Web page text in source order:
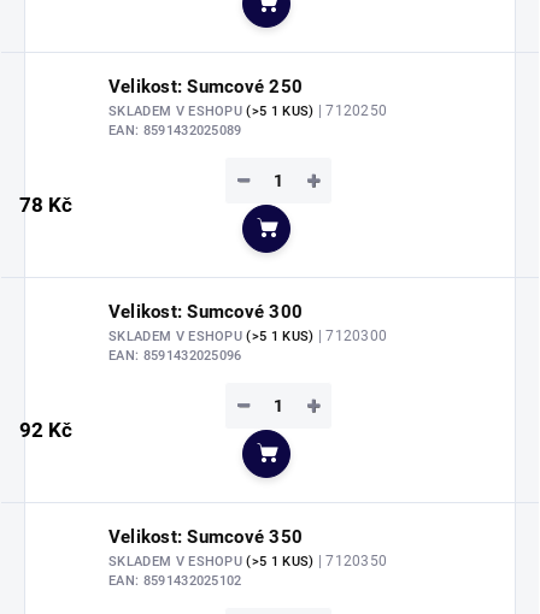
Do košíku
Velikost: Sumcové 250
SKLADEM V ESHOPU(>5 1 KUS) | 7120250
EAN: 8591432025089
78 Kč
+
−
Do košíku
Velikost: Sumcové 300
SKLADEM V ESHOPU(>5 1 KUS) | 7120300
EAN: 8591432025096
92 Kč
+
−
Do košíku
Velikost: Sumcové 350
SKLADEM V ESHOPU(>5 1 KUS) | 7120350
EAN: 8591432025102